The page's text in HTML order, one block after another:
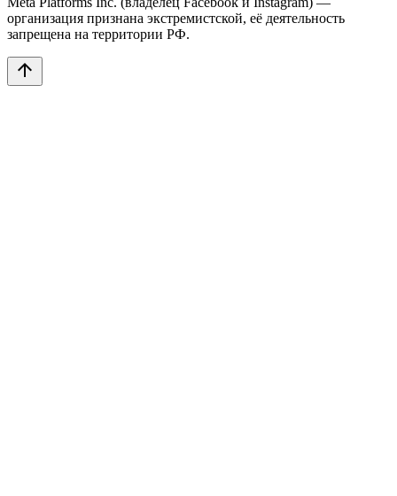
организация признана экстремистской, её деятельность
запрещена на территории РФ.
arrow_upward